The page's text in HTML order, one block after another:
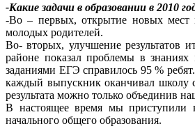
-Какие задачи в образовании в 2010
-Во – первых, открытие новых мест
молодых родителей.
Во- вторых, улучшение результатов
районе показал проблемы в
заданиями ЕГЭ справилось 95 %
каждый выпускник оканчивал школу
результата можно только объединив
В настоящее время мы приступили к
начального общего образования.